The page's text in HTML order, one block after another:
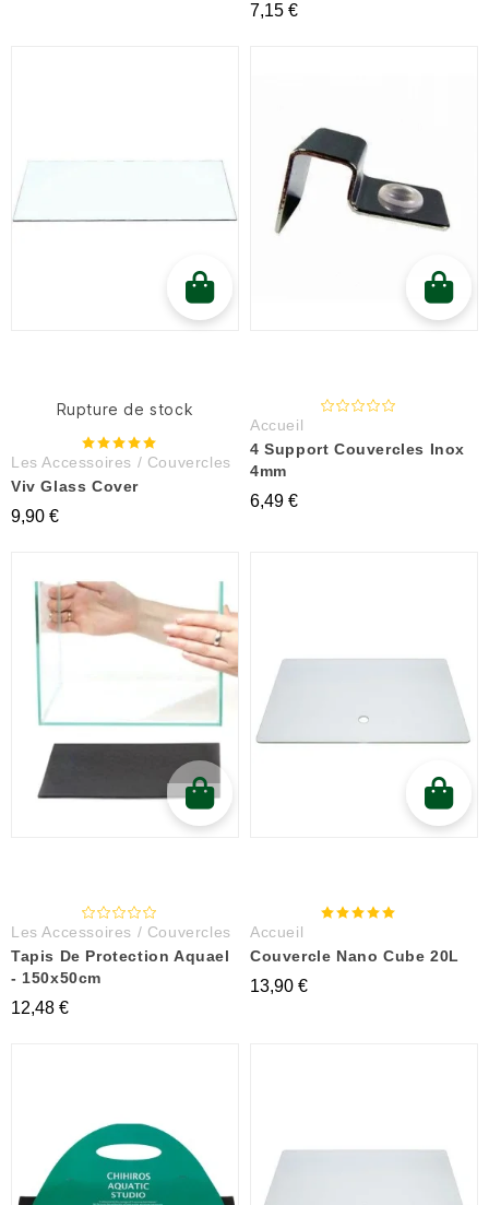
7,15 €
Rupture de stock
Les Accessoires / Couvercles
Viv Glass Cover
9,90 €
Accueil
4 Support Couvercles Inox
4mm
6,49 €
Les Accessoires / Couvercles
Tapis De Protection Aquael
- 150x50cm
12,48 €
Accueil
Couvercle Nano Cube 20L
13,90 €